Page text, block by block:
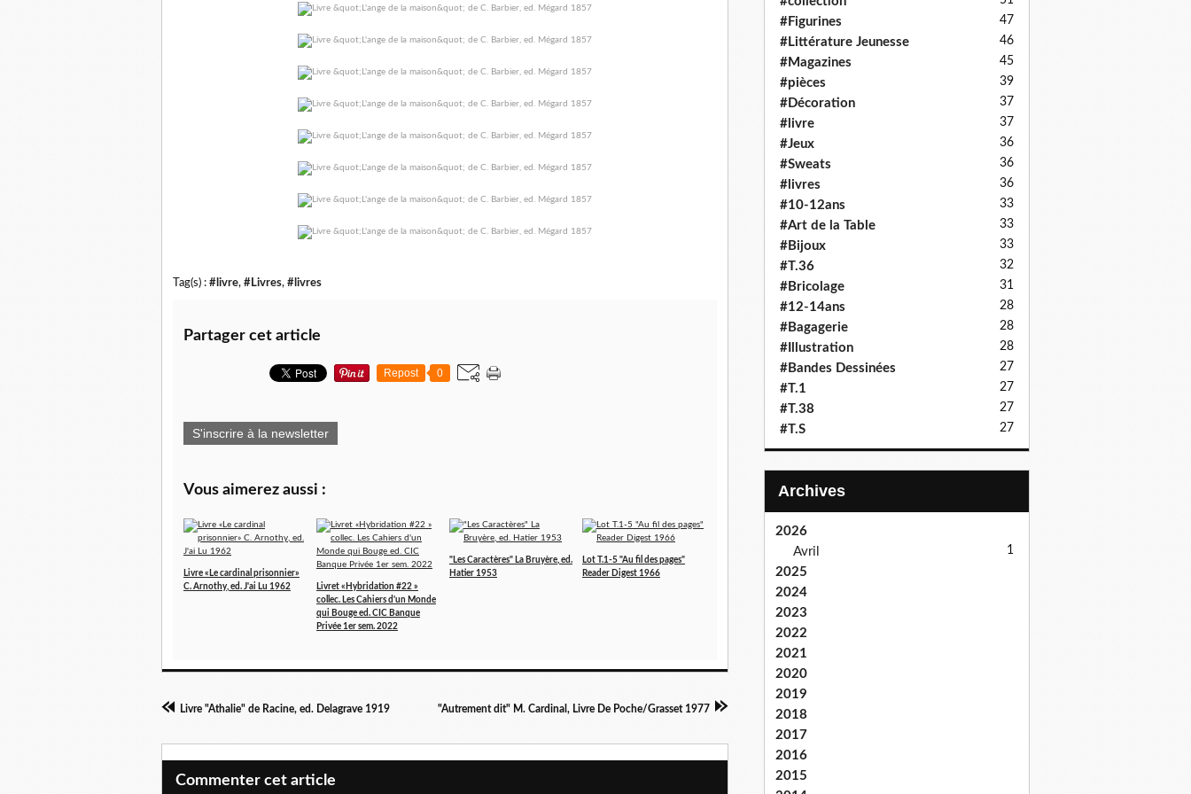
Tag(s) : #livre, #Livres, #livres
Partager cet article
Repost 0
S'inscrire à la newsletter
Vous aimerez aussi :
Livre «Le cardinal prisonnier»
C. Arnothy, ed. J'ai Lu 1962
Livret «Hybridation #22 »
collec. Les Cahiers d'un Monde
qui Bouge ed. CIC Banque
Privée 1er sem. 2022
"Les Caractères" La Bruyère, ed.
Hatier 1953
Lot T.1-5 "Au fil des pages"
Reader Digest 1966
Livre "Athalie" de Racine, ed. Delagrave 1919 "Autrement dit" M. Cardinal, Livre De Poche/Grasset 1977
Commenter cet article
#Figurines 47
#Littérature Jeunesse 46
#Magazines 45
#pièces 39
#Décoration 37
#livre 37
#Jeux 36
#Sweats 36
#livres 36
#10-12ans 33
#Art de la Table 33
#Bijoux 33
#T.36 32
#Bricolage 31
#12-14ans 28
#Bagagerie 28
#Illustration 28
#Bandes Dessinées 27
#T.1 27
#T.38 27
#T.S 27
Archives
2026
Avril
1
2025
2024
2023
2022
2021
2020
2019
2018
2017
2016
2015